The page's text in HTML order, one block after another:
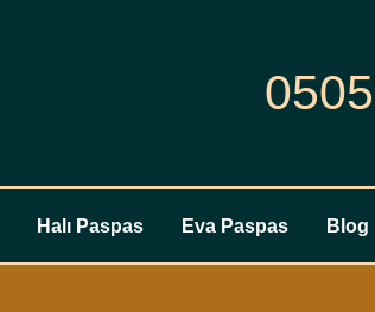
Halı Paspas Eva Paspas Blog